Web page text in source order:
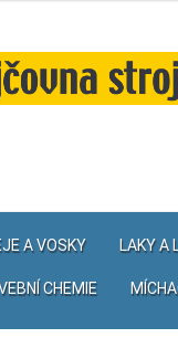
A VOSKY LAKY A
CHEMIE